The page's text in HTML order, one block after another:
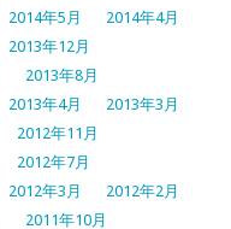
2014年5月
2014年4月
2013年12月
2013年8月
2013年4月
2013年3月
2012年11月
2012年7月
2012年3月
2012年2月
2011年10月